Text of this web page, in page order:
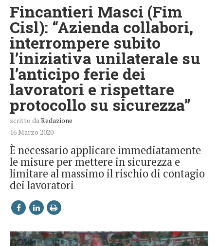
Fincantieri Masci (Fim
Cisl): “Azienda collabori,
interrompere subito
l’iniziativa unilaterale su
l’anticipo ferie dei
lavoratori e rispettare
protocollo su sicurezza”
scritto da Redazione
16 Marzo 2020
È necessario applicare immediatamente
le misure per mettere in sicurezza e
limitare al massimo il rischio di contagio
dei lavoratori